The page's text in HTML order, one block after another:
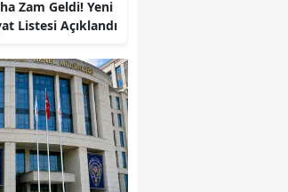
Zam Geldi! Yeni
Listesi Açıklandı